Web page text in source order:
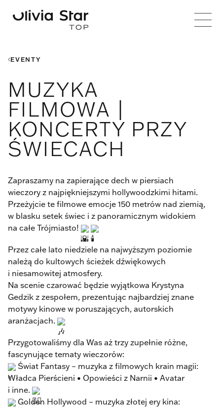
EVENTY
MUZYKA
FILMOWA |
KONCERTY PRZY
ŚWIECACH
Zapraszamy na zapierające dech w piersiach
wieczory z najpiękniejszymi hollywoodzkimi hitami.
Przeżyjcie te filmowe emocje 150 metrów nad ziemią,
w blasku setek świec i z panoramicznym widokiem
na całe Trójmiasto!
Przez całe lato niedziele na najwyższym poziomie
należą do kultowych ścieżek dźwiękowych
i niesamowitej atmosfery.
Na scenie czarować będzie wyjątkowa Krystyna
Gedzik z zespołem, prezentując najbardziej znane
motywy kinowe w poruszających, autorskich
aranżacjach.
Przygotowaliśmy dla Was aż trzy zupełnie różne,
fascynujące tematy wieczorów:
Świat Fantasy – muzyka z filmowych krain magii:
Władca Pierścieni • Opowieści z Narnii • Avatar
i inne.
Golden Hollywood – muzyka złotej ery kina: